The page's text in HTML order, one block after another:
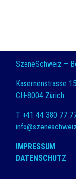
SzeneSchweiz –
Kasernenstrasse 15
CH-8004 Zürich
T +41 44 380 77
IMPRESSUM
DATENSCHUTZ